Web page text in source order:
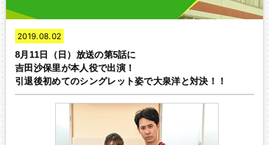
2019.08.02
8月11日（日）放送の第5話に
吉田沙保里が本人役で出演！
引退後初めてのシングレット姿で大泉洋と対決！！